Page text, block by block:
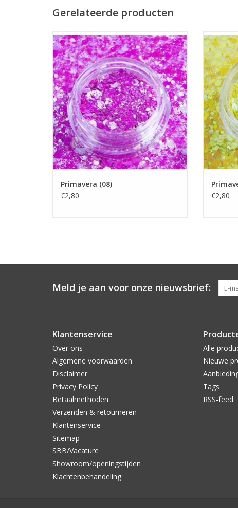
Gerelateerde producten
Primavera (08)
Nailart Flakes
Nailart glitters
Showroom
Nagels producten
Prijzen zijn incl. BTW
TOEVOEGEN AAN WINKELWAGEN
Primavera (08)
€2,80
€2,80
Meld je aan voor onze nieuwsbrief:
Klantenservice
Over ons
Algemene voorwaarden
Disclaimer
Privacy Policy
Betaalmethoden
Verzenden & retourneren
Klantenservice
Sitemap
SBB/Vacature
Showroom/openingstijden
Klachtenbehandeling
Alle
Nieuwe
Tags
RSS-feed